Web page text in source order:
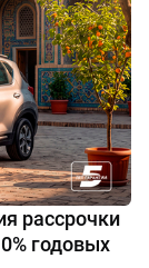
рассрочки
годовых